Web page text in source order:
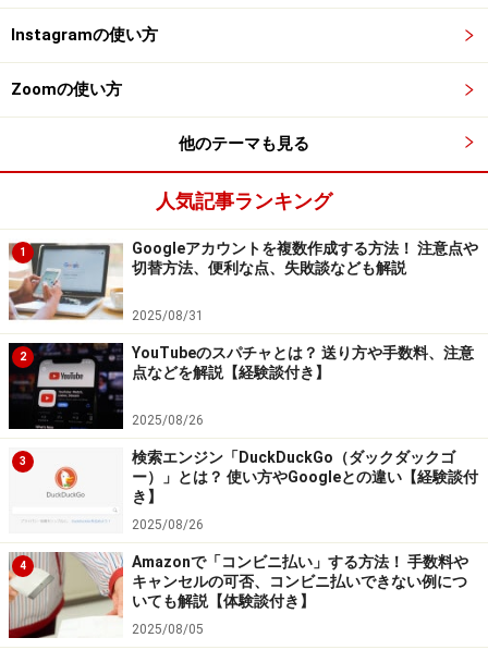
はもはや他人事ではなく、普段から注意しなければなら
ないと実感します。警戒心を高めるという意味でも、非
東京でもクマが目撃される！「TOKYOくま
東京都内のクマ情報「東京都ツキノワグマ目撃等情報マップ
～TOKYOくまっぷ～」 ※画像：筆者撮影
「まさか東京にもクマがいるの……？」と意外に思う人も
多いかもしれません。しかし、都市のイメージが強い東
京都にもクマは生息しており、実際に多くの目撃情報が
報告されています。特に都心から離れた地域に住んでい
る人や、観光で訪れる人は「東京都ツキノワグマ目撃等
情報マップ～TOKYOくまっぷ～」（以下、「TOKYOくま
っぷ」）の情報を参考にすることをおすすめします。
「TOKYOくまっぷ」は、クマの目撃情報を「1カ月以
内」「3カ月以内」「3カ月以前」といった期間ごとに地
Instagramの使い方
Zoomの使い方
他のテーマも見る
人気記事ランキング
1
Googleアカウントを複数作成する方法！ 注意点や
切替方法、便利な点、失敗談なども解説
2025/08/31
2
YouTubeのスパチャとは？ 送り方や手数料、注意
点などを解説【経験談付き】
2025/08/26
3
検索エンジン「DuckDuckGo（ダックダックゴ
ー）」とは？ 使い方やGoogleとの違い【経験談付
き】
2025/08/26
4
Amazonで「コンビニ払い」する方法！ 手数料や
キャンセルの可否、コンビニ払いできない例につ
いても解説【体験談付き】
2025/08/05